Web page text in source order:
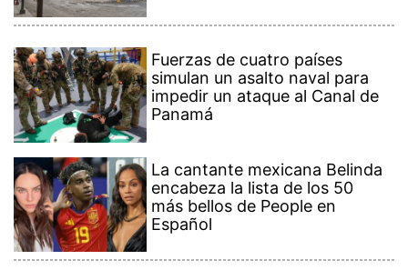
Fuerzas de cuatro países
simulan un asalto naval para
impedir un ataque al Canal de
Panamá
La cantante mexicana Belinda
encabeza la lista de los 50
más bellos de People en
Español